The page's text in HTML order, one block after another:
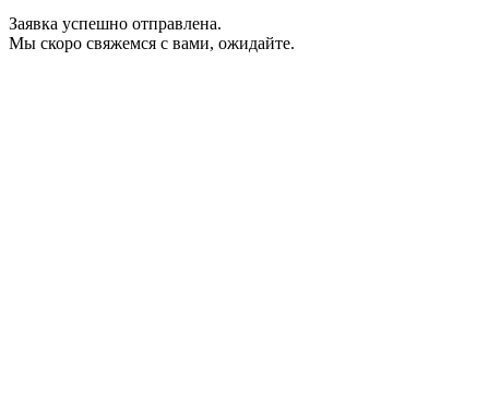
Заявка успешно отправлена.
Мы скоро свяжемся с вами, ожидайте.